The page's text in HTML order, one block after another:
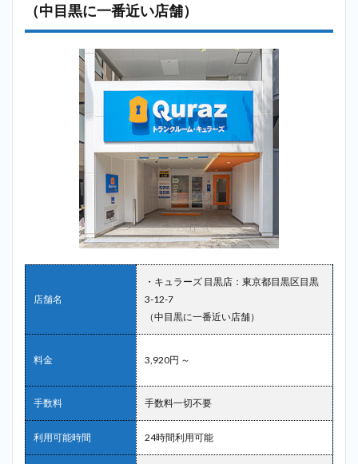
（中目黒に一番近い店舗）
店舗名
・キュラーズ 目黒店：東京都目黒区目黒
3-12-7
（中目黒に一番近い店舗）
料金 3,920円 ～
手数料 手数料一切不要
利用可能時間 24時間利用可能